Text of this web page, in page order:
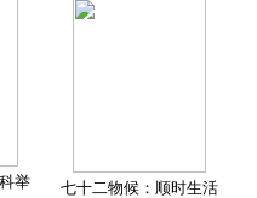
举 七十二物候：顺时生活